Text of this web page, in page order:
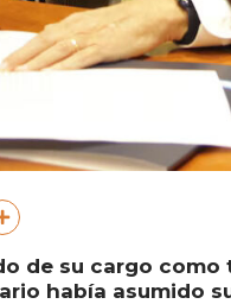
de su cargo
había asumido